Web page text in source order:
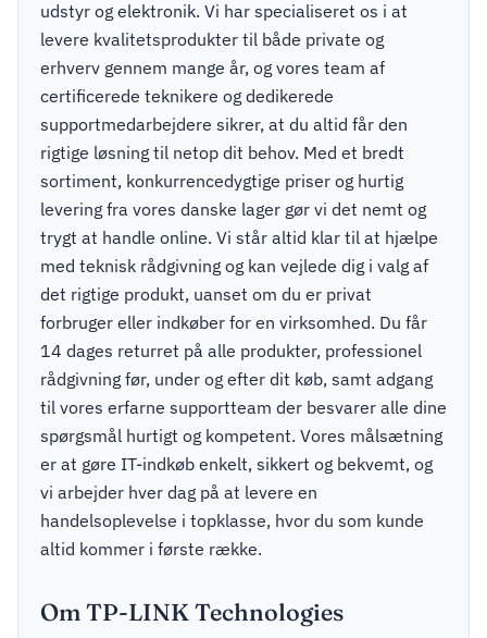
udstyr og elektronik. Vi har specialiseret os i at
levere kvalitetsprodukter til både private og
erhverv gennem mange år, og vores team af
certificerede teknikere og dedikerede
supportmedarbejdere sikrer, at du altid får den
rigtige løsning til netop dit behov. Med et bredt
sortiment, konkurrencedygtige priser og hurtig
levering fra vores danske lager gør vi det nemt og
trygt at handle online. Vi står altid klar til at hjælpe
med teknisk rådgivning og kan vejlede dig i valg af
det rigtige produkt, uanset om du er privat
forbruger eller indkøber for en virksomhed. Du får
14 dages returret på alle produkter, professionel
rådgivning før, under og efter dit køb, samt adgang
til vores erfarne supportteam der besvarer alle dine
spørgsmål hurtigt og kompetent. Vores målsætning
er at gøre IT-indkøb enkelt, sikkert og bekvemt, og
vi arbejder hver dag på at levere en
handelsoplevelse i topklasse, hvor du som kunde
altid kommer i første række.
Om TP-LINK Technologies